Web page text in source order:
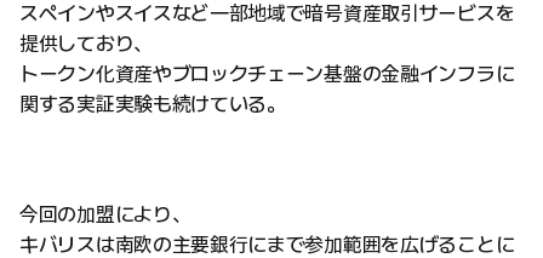
スペインやスイスなど一部地域で暗号資産取引サービスを
提供しており、
トークン化資産やブロックチェーン基盤の金融インフラに
関する実証実験も続けている。
今回の加盟により、
キバリスは南欧の主要銀行にまで参加範囲を広げることに